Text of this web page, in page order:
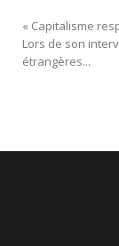
« Capitalisme
Lors de son
étrangères...